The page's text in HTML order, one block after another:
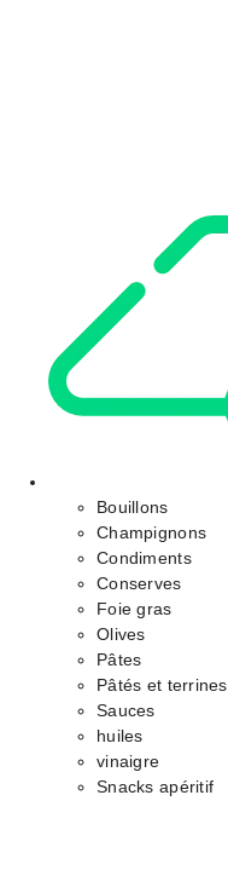
Bouillons
Champignons
Condiments
Conserves
Foie gras
Olives
Pâtes
Pâtés et terrines
Sauces
huiles
vinaigre
Snacks apéritif